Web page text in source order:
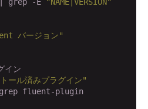
バージョン"
イン
ル済みプラグイン"
fluent-plugin